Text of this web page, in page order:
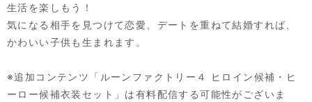
生活を楽しもう！
気になる相手を見つけて恋愛、デートを重ねて結婚すれば、
かわいい子供も生まれます。
※追加コンテンツ「ルーンファクトリー４ ヒロイン候補・ヒ
ーロー候補衣装セット」は有料配信する可能性がございま